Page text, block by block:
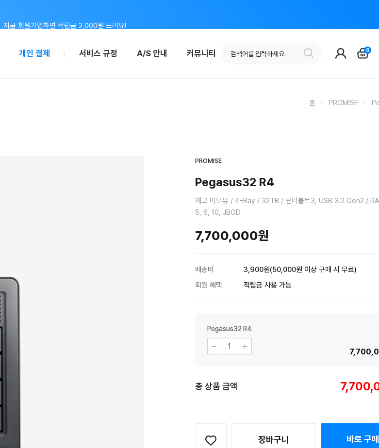
개인 결제 서비스 규정 A/S 안내 커뮤니티 0
홈 · PROMISE ·
PROMISE
Pegasus32 R4
재고 미보유 / 4-Bay / 32TB / 썬더볼트3, USB 3.2 Gen2 /
5, 6, 10, JBOD
7,700,000원
배송비
3,900원(50,000원 이상 구매 시 무료)
회원 혜택
적립금 사용 가능
Pegasus32 R4
총 상품 금액
장바구니 바로 구